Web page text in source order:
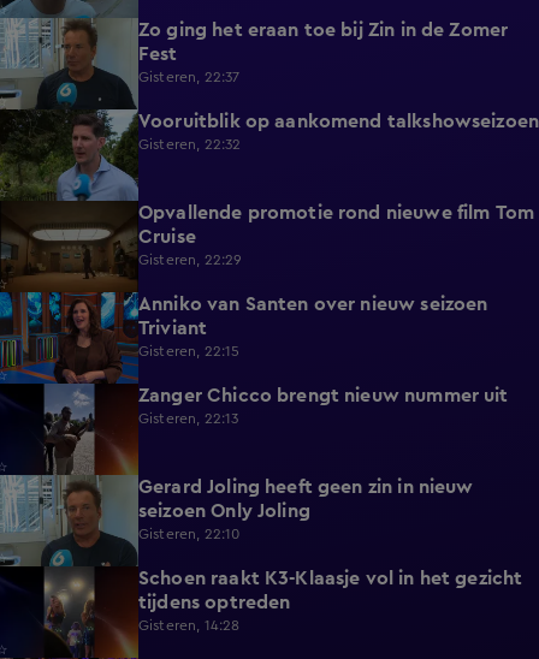
1:39
Zo ging het eraan toe bij Zin in de Zomer
Fest
Gisteren, 22:37
1:46 Vooruitblik op aankomend talkshowseizoen
Gisteren, 22:32
Opvallende promotie rond nieuwe film Tom
Cruise
Gisteren, 22:29
1:07
Anniko van Santen over nieuw seizoen
Triviant
Gisteren, 22:15
0:22 Zanger Chicco brengt nieuw nummer uit
Gisteren, 22:13
0:43
Gerard Joling heeft geen zin in nieuw
seizoen Only Joling
Gisteren, 22:10
0:30
Schoen raakt K3-Klaasje vol in het gezicht
tijdens optreden
Gisteren, 14:28